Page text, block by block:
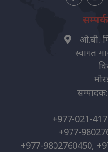
ओ.बी.
स्वागत
+977-021-
+977-
+977-9802760450,